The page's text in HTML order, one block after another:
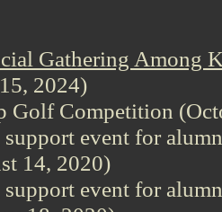
Gathering Among
2024)
Golf Competition
event for
14, 2020)
event for